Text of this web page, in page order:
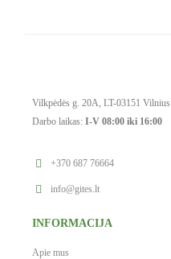
Vilkpėdės g. 20A, LT-03151 Vilnius
Darbo laikas: I-V 08:00 iki 16:00
+370 687 76664
info@gites.lt
INFORMACIJA
Apie mus